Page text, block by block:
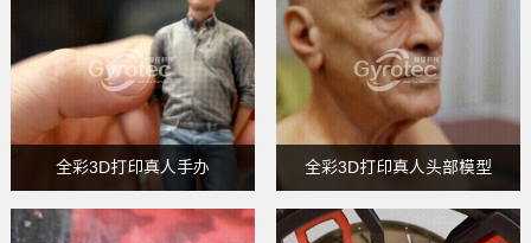
全彩3D打印真人手办 全彩3D打印真人头部模型